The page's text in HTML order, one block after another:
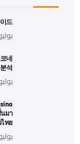
드
يوليو 17,
네
석
يوليو 16,
มา
ทย
يوليو 31,